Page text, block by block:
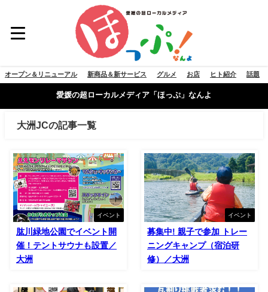
オープン＆リニューアル 新商品＆新サービス グルメ お店 ヒト紹介 話題
愛媛の超ローカルメディア「ほっぷ」なんよ
大洲JCの記事一覧
イベント
肱川緑地公園でイベント開
催！テントサウナも設置／
大洲
イベント
募集中! 親子で参加 トレー
ニングキャンプ（宿泊研
修）／大洲